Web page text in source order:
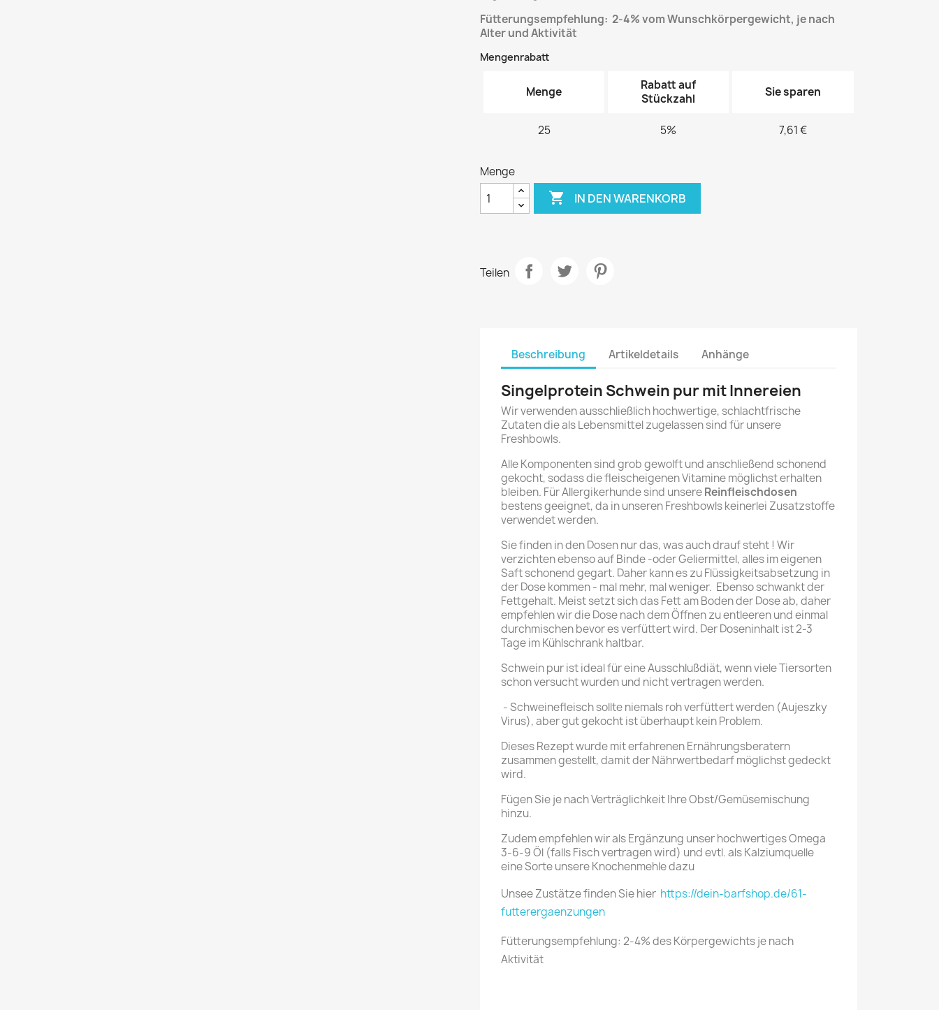
Fütterungsempfehlung: 2-4% vom Wunschkörpergewicht, je nach
Alter und Aktivität
Mengenrabatt
Menge
Rabatt auf
Stückzahl
Sie sparen
25 5% 7,61 €
Menge
 IN DEN WARENKORB
Teilen
Beschreibung Artikeldetails Anhänge
Singelprotein Schwein pur mit Innereien
Wir verwenden ausschließlich hochwertige, schlachtfrische
Zutaten die als Lebensmittel zugelassen sind für unsere
Freshbowls.
Alle Komponenten sind grob gewolft und anschließend schonend
gekocht, sodass die fleischeigenen Vitamine möglichst erhalten
bleiben. Für Allergikerhunde sind unsereReinfleischdosen
bestens geeignet, da in unseren Freshbowls keinerlei Zusatzstoffe
verwendet werden.
Sie finden in den Dosen nur das, was auch drauf steht ! Wir
verzichten ebenso auf Binde -oder Geliermittel, alles im eigenen
Saft schonend gegart. Daher kann es zu Flüssigkeitsabsetzung in
der Dose kommen - mal mehr, mal weniger. Ebenso schwankt der
Fettgehalt. Meist setzt sich das Fett am Boden der Dose ab, daher
empfehlen wir die Dose nach dem Öffnen zu entleeren und einmal
durchmischen bevor es verfüttert wird. Der Doseninhalt ist 2-3
Tage im Kühlschrank haltbar.
Schwein pur ist ideal für eine Ausschlußdiät, wenn viele Tiersorten
schon versucht wurden und nicht vertragen werden.
- Schweinefleisch sollte niemals roh verfüttert werden (Aujeszky
Virus), aber gut gekocht ist überhaupt kein Problem.
Dieses Rezept wurde mit erfahrenen Ernährungsberatern
zusammen gestellt, damit der Nährwertbedarf möglichst gedeckt
wird.
Fügen Sie je nach Verträglichkeit Ihre Obst/Gemüsemischung
hinzu.
Zudem empfehlen wir als Ergänzung unser hochwertiges Omega
3-6-9 Öl (falls Fisch vertragen wird) und evtl. als Kalziumquelle
eine Sorte unsere Knochenmehle dazu
Unsee Zustätze finden Sie hier https://dein-barfshop.de/61-
futterergaenzungen
Fütterungsempfehlung: 2-4% des Körpergewichts je nach
Aktivität